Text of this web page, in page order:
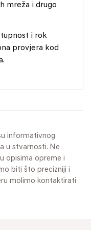
mreža i drugo
i rok
provjera kod
informativnog
u stvarnosti. Ne
opisima opreme i
biti što precizniji i
molimo kontaktirati